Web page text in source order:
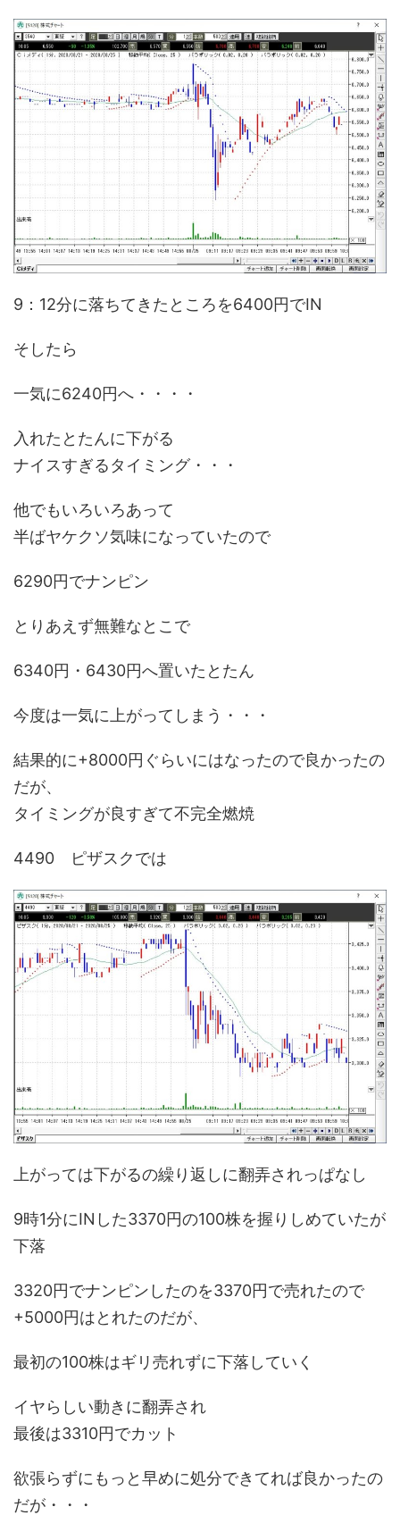
9：12分に落ちてきたところを6400円でIN
そしたら
一気に6240円へ・・・・
入れたとたんに下がる
ナイスすぎるタイミング・・・
他でもいろいろあって
半ばヤケクソ気味になっていたので
6290円でナンピン
とりあえず無難なとこで
6340円・6430円へ置いたとたん
今度は一気に上がってしまう・・・
結果的に+8000円ぐらいにはなったので良かったの
だが、
タイミングが良すぎて不完全燃焼
4490 ピザスクでは
上がっては下がるの繰り返しに翻弄されっぱなし
9時1分にINした3370円の100株を握りしめていたが
下落
3320円でナンピンしたのを3370円で売れたので
+5000円はとれたのだが、
最初の100株はギリ売れずに下落していく
イヤらしい動きに翻弄され
最後は3310円でカット
欲張らずにもっと早めに処分できてれば良かったの
だが・・・